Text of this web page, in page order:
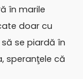
în marile
doar cu
se piardă în
speranţele că